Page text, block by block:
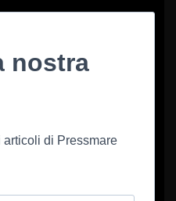
nostra
di Pressmare